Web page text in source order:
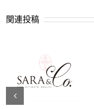
関連投稿